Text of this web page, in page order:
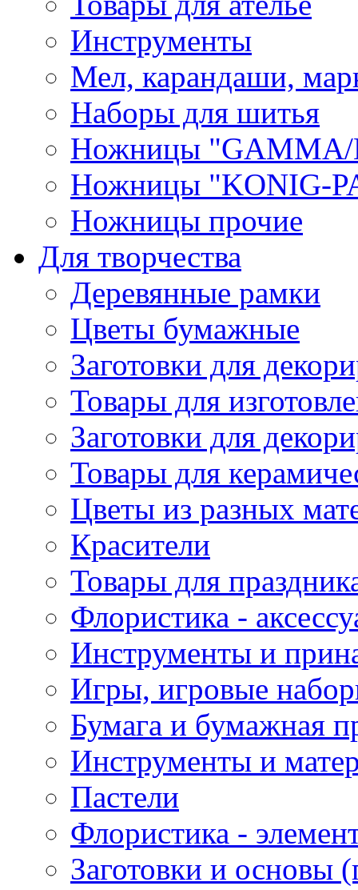
Инструменты
Мел, карандаши,
Наборы для шитья
Ножницы "GAMMA/
Ножницы "KONIG-
Ножницы прочие
Для творчества
Деревянные рамки
Цветы бумажные
Заготовки для
Товары для
Заготовки для
Товары для
Цветы из разных
Красители
Товары для
Флористика -
Инструменты и
Игры, игровые
Бумага и бумажная
Инструменты и
Пастели
Флористика -
Заготовки и основы